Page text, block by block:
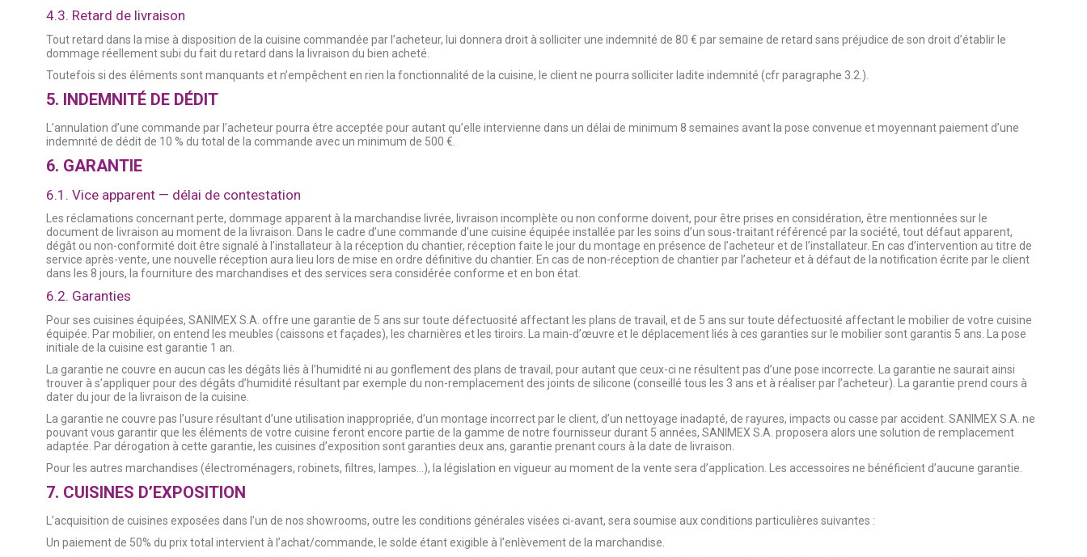
4.3. Retard de livraison
Tout retard dans la mise à disposition de la cuisine commandée par l’acheteur, lui donnera droit à solliciter une indemnité de 80 € par semaine de retard sans préjudice de son droit d’établir le
dommage réellement subi du fait du retard dans la livraison du bien acheté.
Toutefois si des éléments sont manquants et n’empêchent en rien la fonctionnalité de la cuisine, le client ne pourra solliciter ladite indemnité (cfr paragraphe 3.2.).
5. INDEMNITÉ DE DÉDIT
L’annulation d’une commande par l’acheteur pourra être acceptée pour autant qu’elle intervienne dans un délai de minimum 8 semaines avant la pose convenue et moyennant paiement d’une
indemnité de dédit de 10 % du total de la commande avec un minimum de 500 €.
6. GARANTIE
6.1. Vice apparent — délai de contestation
Les réclamations concernant perte, dommage apparent à la marchandise livrée, livraison incomplète ou non conforme doivent, pour être prises en considération, être mentionnées sur le
document de livraison au moment de la livraison. Dans le cadre d’une commande d’une cuisine équipée installée par les soins d’un sous-traitant référencé par la société, tout défaut apparent,
dégât ou non-conformité doit être signalé à l’installateur à la réception du chantier, réception faite le jour du montage en présence de l’acheteur et de l’installateur. En cas d’intervention au titre de
service après-vente, une nouvelle réception aura lieu lors de mise en ordre définitive du chantier. En cas de non-réception de chantier par l’acheteur et à défaut de la notification écrite par le client
dans les 8 jours, la fourniture des marchandises et des services sera considérée conforme et en bon état.
6.2. Garanties
Pour ses cuisines équipées, SANIMEX S.A. offre une garantie de 5 ans sur toute défectuosité affectant les plans de travail, et de 5 ans sur toute défectuosité affectant le mobilier de votre cuisine
équipée. Par mobilier, on entend les meubles (caissons et façades), les charnières et les tiroirs. La main-d’œuvre et le déplacement liés à ces garanties sur le mobilier sont garantis 5 ans. La pose
initiale de la cuisine est garantie 1 an.
La garantie ne couvre en aucun cas les dégâts liés à l’humidité ni au gonflement des plans de travail, pour autant que ceux-ci ne résultent pas d’une pose incorrecte. La garantie ne saurait ainsi
trouver à s’appliquer pour des dégâts d’humidité résultant par exemple du non-remplacement des joints de silicone (conseillé tous les 3 ans et à réaliser par l’acheteur). La garantie prend cours à
dater du jour de la livraison de la cuisine.
La garantie ne couvre pas l’usure résultant d’une utilisation inappropriée, d’un montage incorrect par le client, d’un nettoyage inadapté, de rayures, impacts ou casse par accident. SANIMEX S.A. ne
pouvant vous garantir que les éléments de votre cuisine feront encore partie de la gamme de notre fournisseur durant 5 années, SANIMEX S.A. proposera alors une solution de remplacement
adaptée. Par dérogation à cette garantie, les cuisines d’exposition sont garanties deux ans, garantie prenant cours à la date de livraison.
Pour les autres marchandises (électroménagers, robinets, filtres, lampes...), la législation en vigueur au moment de la vente sera d’application. Les accessoires ne bénéficient d’aucune garantie.
7. CUISINES D’EXPOSITION
L’acquisition de cuisines exposées dans l’un de nos showrooms, outre les conditions générales visées ci-avant, sera soumise aux conditions particulières suivantes :
Un paiement de 50% du prix total intervient à l’achat/commande, le solde étant exigible à l’enlèvement de la marchandise.